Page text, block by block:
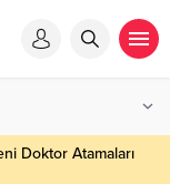
Doktor Atamaları